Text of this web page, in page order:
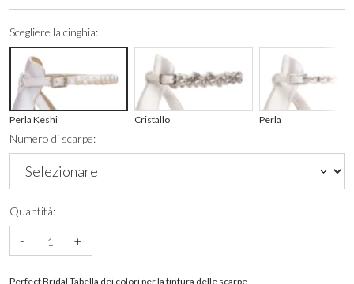
Scegliere la cinghia:
Perla Keshi Cristallo Perla
Numero di scarpe:
Quantità:
- +
Perfect Bridal Tabella dei colori per la tintura delle scarpe